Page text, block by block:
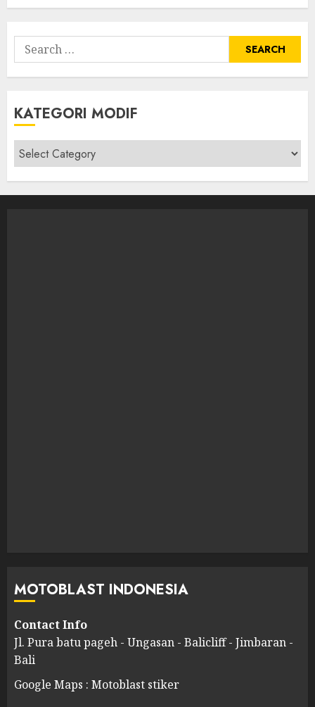
Search
for:
KATEGORI MODIF
Kategori
modif
MOTOBLAST INDONESIA
Contact Info
Jl. Pura batu pageh - Ungasan - Balicliff - Jimbaran -
Bali
Google Maps : Motoblast stiker